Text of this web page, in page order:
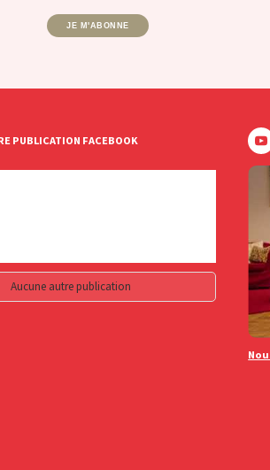
JE M'ABONNE
PUBLICATION FACEBOOK
Aucune autre publication